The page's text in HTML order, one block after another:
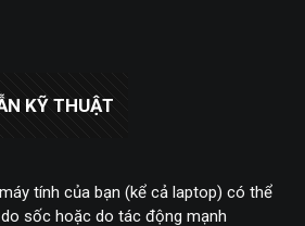
KỸ THUẬT
tính của bạn (kể cả laptop) có thể
sốc hoặc do tác động mạnh